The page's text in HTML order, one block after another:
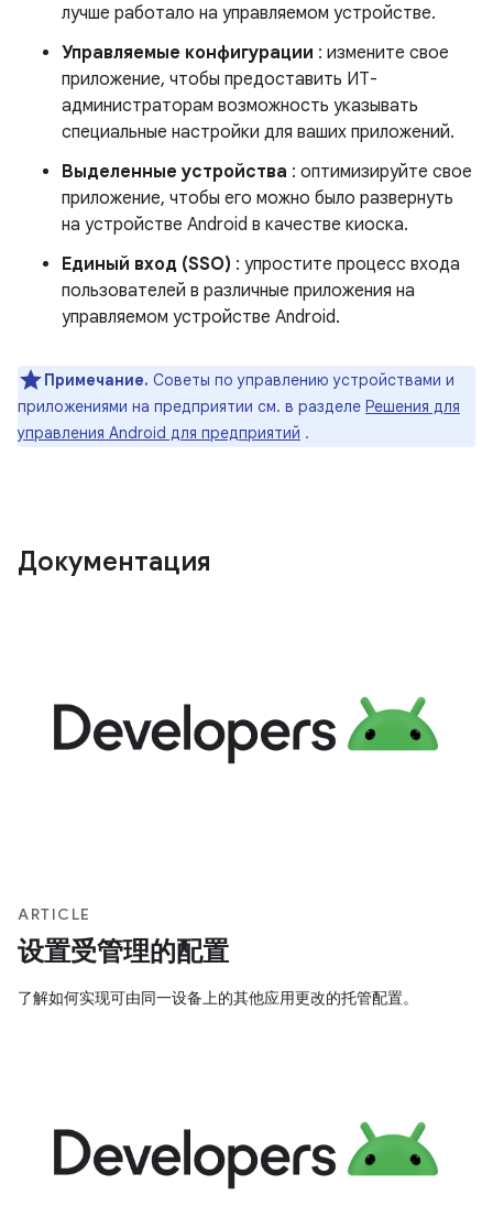
лучше работало на управляемом устройстве.
Управляемые конфигурации : измените свое
приложение, чтобы предоставить ИТ-
администраторам возможность указывать
специальные настройки для ваших приложений.
Выделенные устройства : оптимизируйте свое
приложение, чтобы его можно было развернуть
на устройстве Android в качестве киоска.
Единый вход (SSO) : упростите процесс входа
пользователей в различные приложения на
управляемом устройстве Android.
Примечание. Советы по управлению устройствами и
приложениями на предприятии см. в разделе Решения для
управления Android для предприятий .
Документация
ARTICLE
设置受管理的配置
了解如何实现可由同一设备上的其他应用更改的托管配置。